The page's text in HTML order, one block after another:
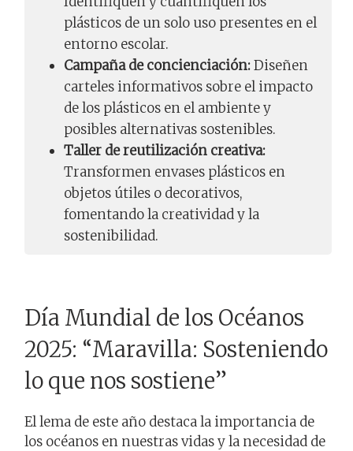
plásticos de un solo uso presentes en el
entorno escolar.
Campaña de concienciación:Diseñen
carteles informativos sobre el impacto
de los plásticos en el ambiente y
posibles alternativas sostenibles.
Taller de reutilización creativa:
Transformen envases plásticos en
objetos útiles o decorativos,
fomentando la creatividad y la
sostenibilidad.
Día Mundial de los Océanos
2025: “Maravilla: Sosteniendo
lo que nos sostiene”
El lema de este año destaca la importancia de
los océanos en nuestras vidas y la necesidad de